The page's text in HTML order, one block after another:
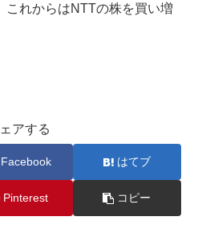
これからはNTTの株を買い増
アする
Facebook はてブ
Pinterest コピー